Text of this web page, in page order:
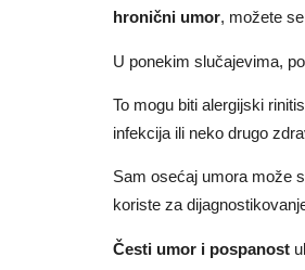
hronični umor, možete
U ponekim slučajevima,
To mogu biti alergijski
infekcija ili neko drugo
Sam osećaj umora može
koriste za
Česti umor i pospanost